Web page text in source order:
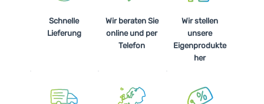
Schnelle
Lieferung
Wir beraten Sie
online und per
Telefon
Wir stellen
unsere
Eigenprodukte
her